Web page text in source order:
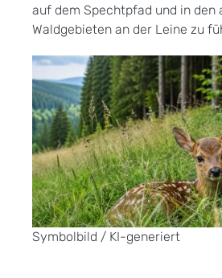
Symbolbild / KI-generiert
auf dem Spechtpfad und in den
Waldgebieten an der Leine zu